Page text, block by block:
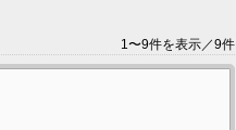
1〜9件を表示／9件